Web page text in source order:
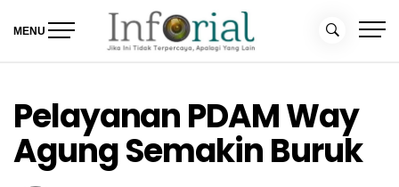
MENU
Pelayanan PDAM Way
Agung Semakin Buruk